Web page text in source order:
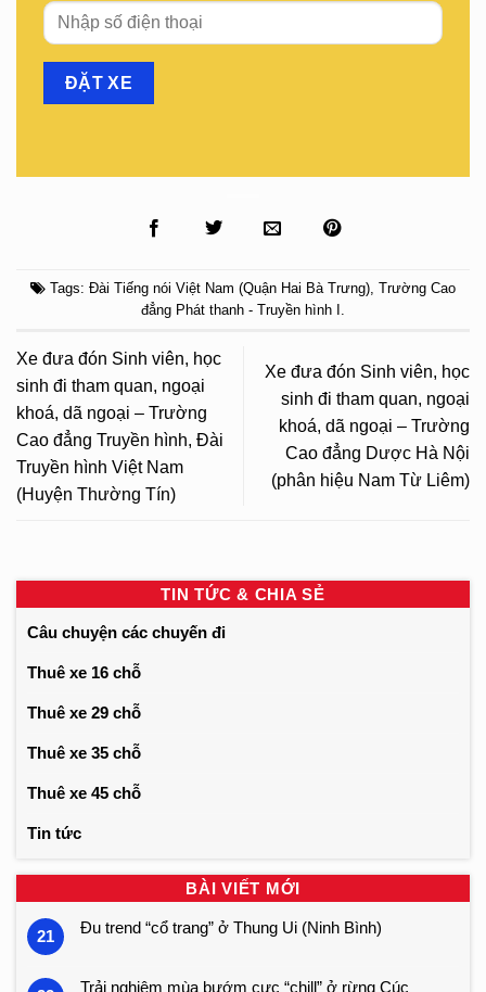
Tags: Đài Tiếng nói Việt Nam (Quận Hai Bà Trưng) Trường Cao
đẳng Phát thanh - Truyền hình I
Xe đưa đón Sinh viên, học
sinh đi tham quan, ngoại
khoá, dã ngoại – Trường
Cao đẳng Truyền hình, Đài
Truyền hình Việt Nam
(Huyện Thường Tín)
Xe đưa đón Sinh viên, học
sinh đi tham quan, ngoại
khoá, dã ngoại – Trường
Cao đẳng Dược Hà Nội
(phân hiệu Nam Từ Liêm)
TIN TỨC & CHIA SẺ
Câu chuyện các chuyến đi
Thuê xe 16 chỗ
Thuê xe 29 chỗ
Thuê xe 35 chỗ
Thuê xe 45 chỗ
Tin tức
BÀI VIẾT MỚI
21 Đu trend “cổ trang” ở Thung Ui (Ninh Bình)
Trải nghiệm mùa bướm cực “chill” ở rừng Cúc